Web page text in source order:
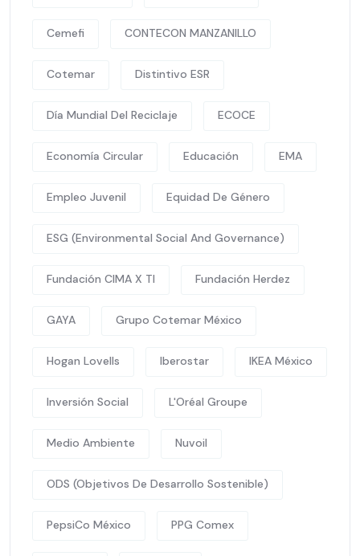
Cemefi CONTECON MANZANILLO
Cotemar Distintivo ESR
Día Mundial Del Reciclaje ECOCE
Economía Circular Educación EMA
Empleo Juvenil Equidad De Género
ESG (Environmental Social And Governance)
Fundación CIMA X TI Fundación Herdez
GAYA Grupo Cotemar México
Hogan Lovells Iberostar IKEA México
Inversión Social L'Oréal Groupe
Medio Ambiente Nuvoil
ODS (Objetivos De Desarrollo Sostenible)
PepsiCo México PPG Comex